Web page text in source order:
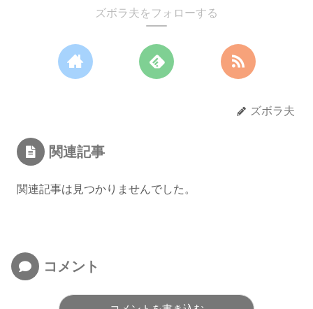
ズボラ夫をフォローする
ズボラ夫
関連記事
関連記事は見つかりませんでした。
コメント